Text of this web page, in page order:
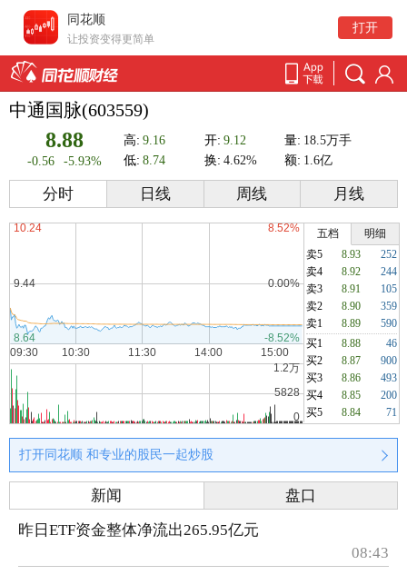
同花顺
让投资变得更简单
打开
中通国脉(603559)
8.88
-0.56 -5.93%
高: 9.16 开: 9.12 量: 18.5万手
低: 8.74 换: 4.62% 额: 1.6亿
分时 日线 周线 月线
五档
明细
卖5
8.93
252
卖4
8.92
244
卖3
8.91
105
卖2
8.90
359
卖1
8.89
590
买1
8.88
46
买2
8.87
900
买3
8.86
493
买4
8.85
200
买5
8.84 71
打开同花顺 和专业的股民一起炒股
新闻
盘口
昨日ETF资金整体净流出265.95亿元
08:43